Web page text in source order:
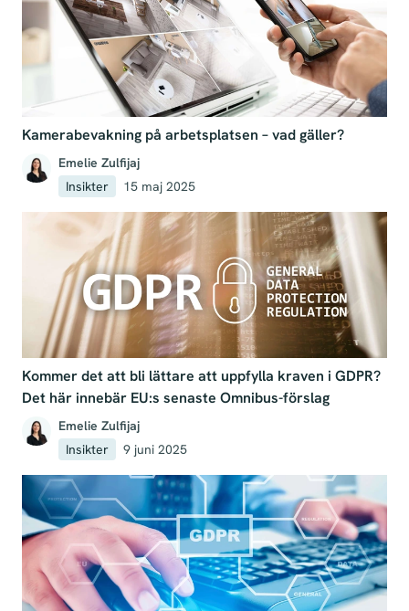
Kamerabevakning på arbetsplatsen – vad gäller?
Emelie Zulfijaj
Insikter
15 maj 2025
Kommer det att bli lättare att uppfylla kraven i GDPR?
Det här innebär EU:s senaste Omnibus-förslag
Emelie Zulfijaj
Insikter
9 juni 2025